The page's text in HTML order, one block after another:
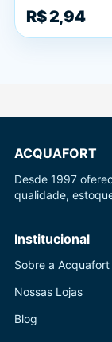
R$ 2,94
ACQUAFORT
Desde 1997
qualidade,
Institucional
Sobre a Acquafort
Nossas Lojas
Blog